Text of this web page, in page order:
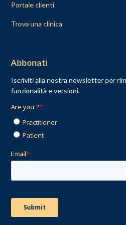
Portale clienti
Trova una clinica
Abbonati
Iscriviti alla nostra newsletter per
funzionalità e versioni.